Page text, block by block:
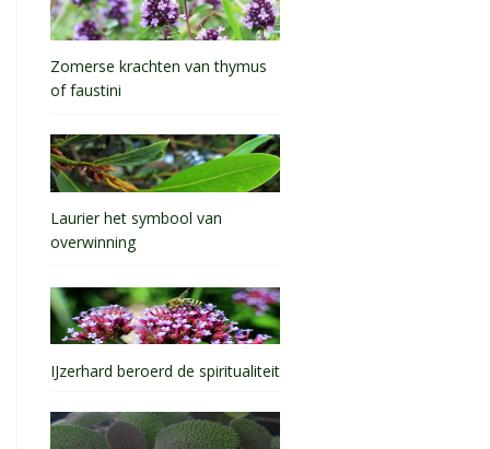
Zomerse krachten van thymus
of faustini
Laurier het symbool van
overwinning
IJzerhard beroerd de spiritualiteit